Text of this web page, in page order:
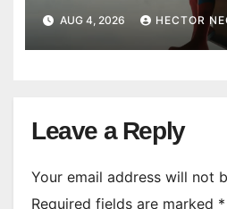
historia en taquilla
AUG 4, 2026 HECTOR
Leave a Reply
Your email address will not
Required fields are marked *